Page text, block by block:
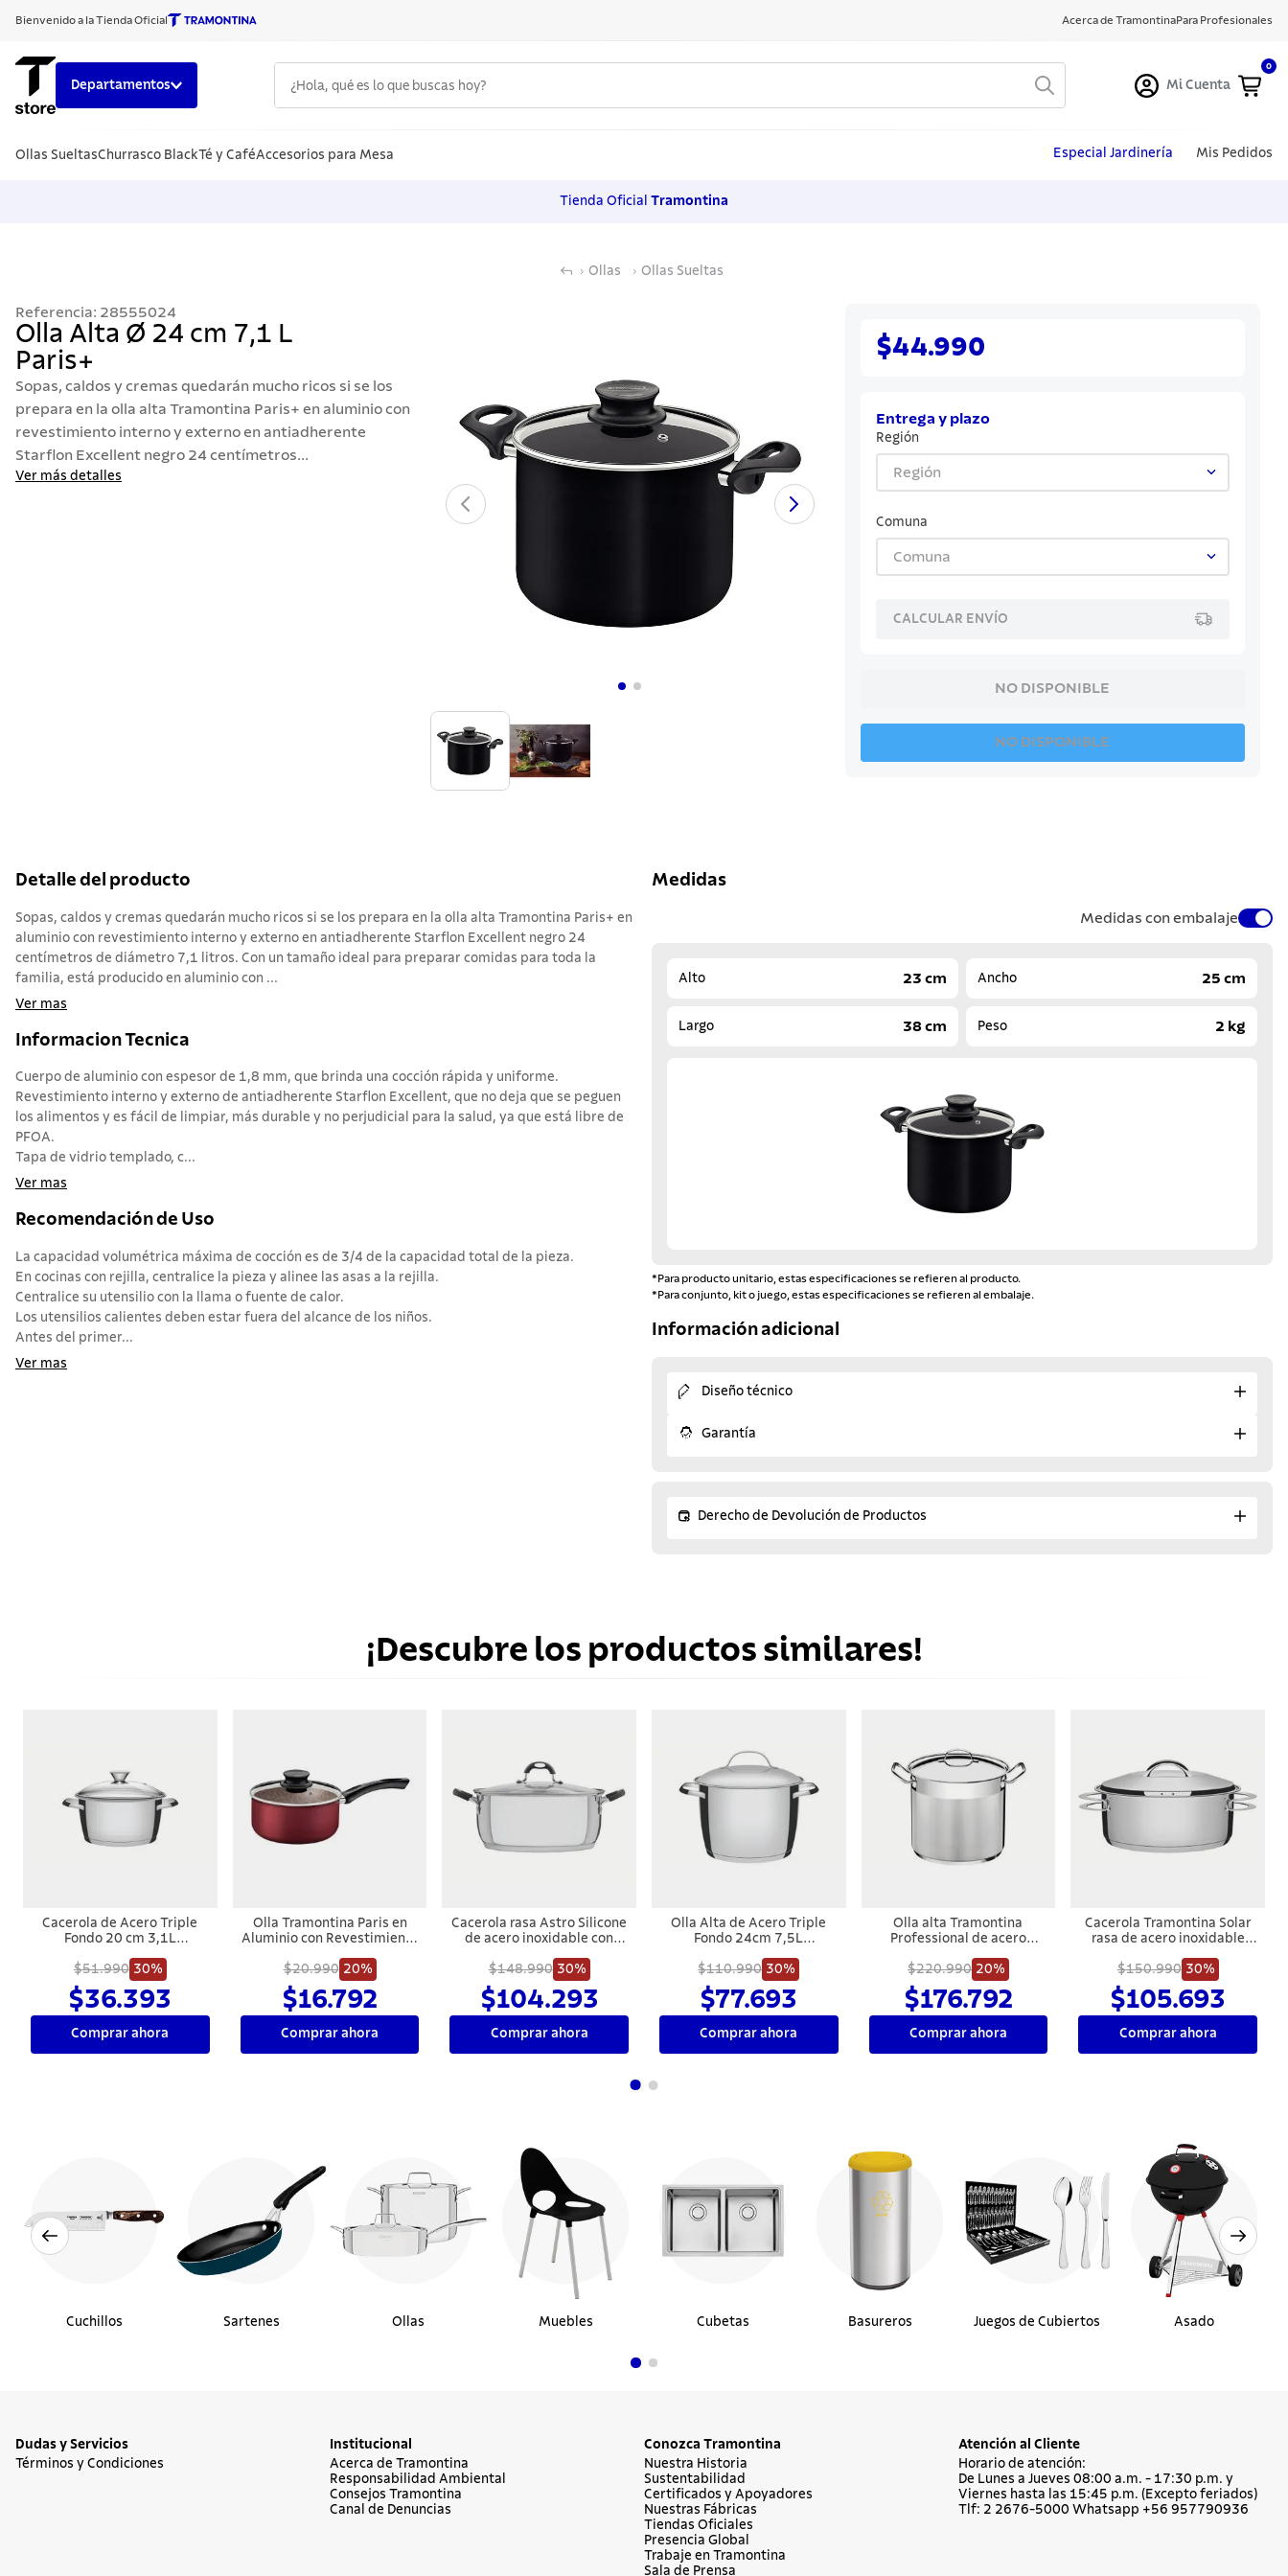
Bienvenido a la Tienda Oficial Acerca de TramontinaPara Profesionales
Departamentos Mi Cuenta
0
Ollas SueltasChurrasco BlackTé y CaféAccesorios para Mesa Especial Jardinería Mis Pedidos
Tienda Oficial Tramontina
Ollas Ollas Sueltas
Referencia: 28555024
Olla Alta Ø 24 cm 7,1 L
Paris+
Sopas, caldos y cremas quedarán mucho ricos si se los
prepara en la olla alta Tramontina Paris+ en aluminio con
revestimiento interno y externo en antiadherente
Starflon Excellent negro 24 centímetros...
Ver más detalles
$44.990
Entrega y plazo
Región
Región
Comuna
Comuna
CALCULAR ENVÍO
NO DISPONIBLE
NO DISPONIBLE
Detalle del producto
Sopas, caldos y cremas quedarán mucho ricos si se los prepara en la olla alta Tramontina Paris+ en
aluminio con revestimiento interno y externo en antiadherente Starflon Excellent negro 24
centímetros de diámetro 7,1 litros. Con un tamaño ideal para preparar comidas para toda la
familia, está producido en aluminio con ...
Ver mas
Informacion Tecnica
Cuerpo de aluminio con espesor de 1,8 mm, que brinda una cocción rápida y uniforme.
Revestimiento interno y externo de antiadherente Starflon Excellent, que no deja que se peguen
los alimentos y es fácil de limpiar, más durable y no perjudicial para la salud, ya que está libre de
PFOA.
Tapa de vidrio templado, c...
Ver mas
Recomendación de Uso
La capacidad volumétrica máxima de cocción es de 3/4 de la capacidad total de la pieza.
En cocinas con rejilla, centralice la pieza y alinee las asas a la rejilla.
Centralice su utensilio con la llama o fuente de calor.
Los utensilios calientes deben estar fuera del alcance de los niños.
Antes del primer...
Ver mas
Medidas
Medidas con embalaje
Alto 23 cm Ancho 25 cm
Largo 38 cm Peso 2 kg
*Para producto unitario, estas especificaciones se refieren al producto.
*Para conjunto, kit o juego, estas especificaciones se refieren al embalaje.
Información adicional
Diseño técnico
Garantía
Derecho de Devolución de Productos
¡Descubre los productos similares!
Cacerola de Acero Triple
Fondo 20 cm 3,1L
$51.990 30%
$36.393
Comprar ahora
Olla Tramontina Paris en
Aluminio con Revestimiento
Antiadherente Starflon Max
Rojo con Tapa de Vidrio 18
cm 2,1 L
$20.990 20%
$16.792
Comprar ahora
Cacerola rasa Astro Silicone
de acero inoxidable con
de 30 cm y 8,5l Tramontina
$148.990 30%
$104.293
Comprar ahora
Olla Alta de Acero Triple
Fondo 24cm 7,5L
$110.990 30%
$77.693
Comprar ahora
Olla alta Tramontina
Professional de acero
tapa y asas 28 cm 15,7 L
$220.990 20%
$176.792
Comprar ahora
Cacerola Tramontina Solar
rasa de acero inoxidable
28 cm 7,1 L
$150.990 30%
$105.693
Comprar ahora
Cuchillos Sartenes Ollas Muebles Cubetas Basureros Juegos de Cubiertos Asado
Dudas y Servicios
Términos y Condiciones
Institucional
Acerca de Tramontina
Responsabilidad Ambiental
Consejos Tramontina
Canal de Denuncias
Conozca Tramontina
Nuestra Historia
Sustentabilidad
Certificados y Apoyadores
Nuestras Fábricas
Tiendas Oficiales
Presencia Global
Trabaje en Tramontina
Sala de Prensa
Atención al Cliente
Horario de atención:
De Lunes a Jueves 08:00 a.m. - 17:30 p.m. y
Viernes hasta las 15:45 p.m. (Excepto feriados)
Tlf: 2 2676-5000 Whatsapp +56 957790936
1.
cuchillos
8.
solar
9.